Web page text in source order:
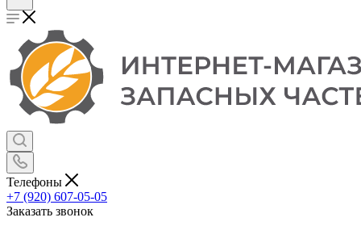
Телефоны
+7 (920) 607-05-05
Заказать звонок